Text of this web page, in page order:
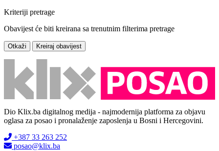
Kriteriji pretrage
Obavijest će biti kreirana sa trenutnim filterima pretrage
Otkaži Kreiraj obavijest
Dio Klix.ba digitalnog medija - najmodernija platforma za objavu
oglasa za posao i pronalaženje zaposlenja u Bosni i Hercegovini.
+387 33 263 252
posao@klix.ba